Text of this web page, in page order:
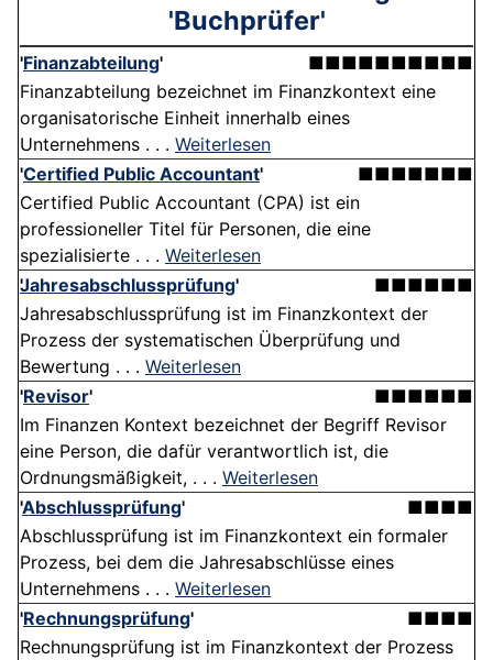
'Buchprüfer'
'Finanzabteilung'
■■■■■■■■■■
Finanzabteilung bezeichnet im Finanzkontext eine
organisatorische Einheit innerhalb eines
Unternehmens . . . Weiterlesen
'Certified Public Accountant'
■■■■■■■
Certified Public Accountant (CPA) ist ein
professioneller Titel für Personen, die eine
spezialisierte . . . Weiterlesen
Jahresabschlussprüfung'
■■■■■■
Jahresabschlussprüfung ist im Finanzkontext der
Prozess der systematischen Überprüfung und
Bewertung . . . Weiterlesen
'Revisor'
■■■■■■
Im Finanzen Kontext bezeichnet der Begriff Revisor
eine Person, die dafür verantwortlich ist, die
Ordnungsmäßigkeit, . . . Weiterlesen
'Abschlussprüfung'
■■■■
Abschlussprüfung ist im Finanzkontext ein formaler
Prozess, bei dem die Jahresabschlüsse eines
Unternehmens . . . Weiterlesen
'Rechnungsprüfung'
■■■■
Rechnungsprüfung ist im Finanzkontext der Prozess